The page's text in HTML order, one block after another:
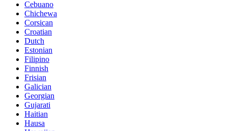
Cebuano
Chichewa
Corsican
Croatian
Dutch
Estonian
Filipino
Finnish
Frisian
Galician
Georgian
Gujarati
Haitian
Hausa